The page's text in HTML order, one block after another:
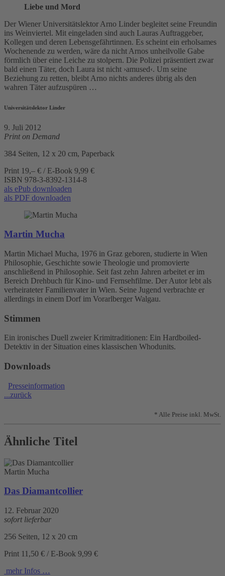
Liebe und Mord
Der Wiener Universitätslektor Arno Linder begleitet seine Freundin
ins Weinviertel. Mit eingeladen sind auch Lauras Auftraggeber,
Kollegen und deren Lebensgefährtinnen. Es scheint ein erholsames
Wochenende zu werden, wäre da nicht Arnos unheilvolle Gabe
förmlich über eine Leiche zu stolpern. Die Polizei präsentiert zwar
bald einen Täter, doch Laura ist nicht ›amused‹. Um seine
Beziehung zu retten, bleibt Arno nichts anderes übrig als den
wahren Täter aufzuspüren …
Universitätslektor Linder
9. Juli 2012
Print on Demand
384 Seiten, 12 x 20 cm, Paperback
Print 19,– € / E-Book 9,99 €
ISBN 978-3-8392-1314-8
als ePub downloaden
als PDF downloaden
Martin Mucha
Martin Michael Mucha, 1976 in Graz geboren, studierte in Wien
Philosophie, Geschichte sowie Theologie und promovierte
anschließend in Philosophie. Seit fast zehn Jahren arbeitet er im
Bereich Drehbuch für Kino- und Fernsehfilme. Der Autor lebt als
verheirateter Familienvater in Wien. Seine Jugend verbrachte er
allerdings in einem Dorf im Vorarlberger Walgau.
Stimmen
Ein ironisches Duell zweier Krimitraditionen: Ein Hardboiled-
Detektiv in der Situation eines klassischen Whodunits.
Downloads
Presseinformation
...zurück
* Alle Preise inkl. MwSt.
Ähnliche Titel
Martin Mucha
Das Diamantcollier
12. Februar 2020
sofort lieferbar
256 Seiten, 12 x 20 cm
Print 11,50 € / E-Book 9,99 €
mehr Infos …